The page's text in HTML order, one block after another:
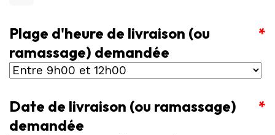
*
Plage d'heure de livraison (ou
ramassage) demandée
*
Date de livraison (ou ramassage)
demandée